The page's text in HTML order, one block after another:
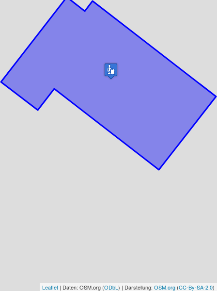
Leaflet | Daten: OSM.org (ODbL ) | Darstellung: OSM.org (CC-By-SA-2.0)